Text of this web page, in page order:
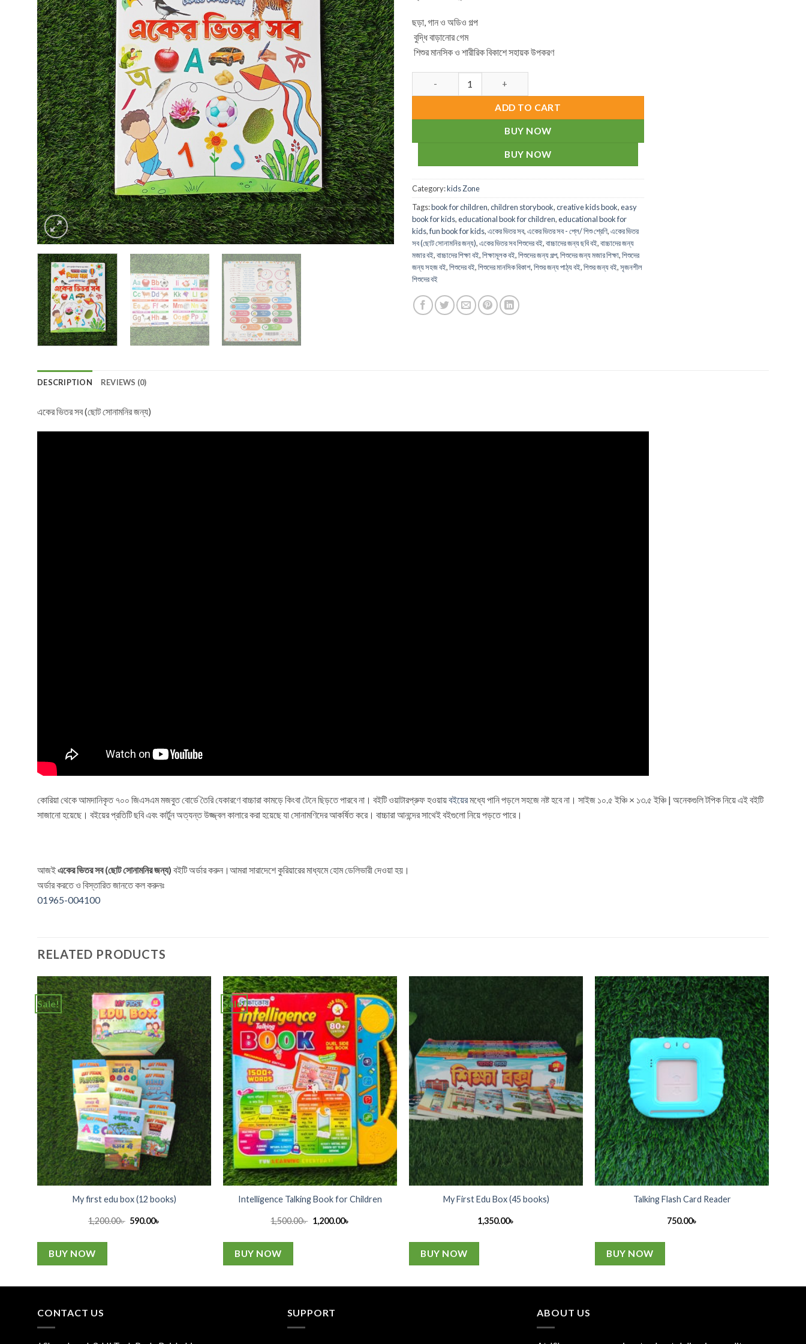
ছড়া, গান ও অডিও গল্প
বুদ্ধি বাড়ানোর গেম
শিশুর মানসিক ও শারীরিক বিকাশে সহায়ক উপকরণ
ADD TO CART
BUY NOW
BUY NOW
Category:kids Zone
Tags:book for children,children storybook,creative kids book,easy
book for kids,educational book for children,educational book for
kids,fun book for kids,একের ভিতর সব,একের ভিতর সব - প্লে/ শিশু শ্রেণি,একের ভিতর
সব (ছোট সোনামনির জন্য),একের ভিতর সব শিশুদের বই,বাচ্চাদের জন্য ছবি বই,বাচ্চাদের জন্য
মজার বই,বাচ্চাদের শিক্ষা বই,শিক্ষামূলক বই,শিশুদের জন্য গল্প,শিশুদের জন্য মজার শিক্ষা,শিশুদের
জন্য সহজ বই,শিশুদের বই,শিশুদের মানসিক বিকাশ,শিশুর জন্য পাঠ্য বই,শিশুর জন্য বই,সৃজনশীল
শিশুদের বই
DESCRIPTION REVIEWS (0)
একের ভিতর সব (ছোট সোনামনির জন্য)
কোরিয়া থেকে আমদানিকৃত ৭০০ জিএসএম মজবুত বোর্ডে তৈরি যেকারণে বাচ্চারা কামড়ে কিংবা টেনে ছিড়তে পারবে না। বইটি ওয়াটারপ্রুফ হওয়ায়বইয়েরমধ্যে পানি পড়লে সহজে নষ্ট হবে না। সাইজ ১০.৫ ইঞ্চি × ১৩.৫ ইঞ্চি | অনেকগুলি টপিক নিয়ে এই বইটি
সাজানো হয়েছে। বইয়ের প্রতিটি ছবি এবং কার্টুন অত্যন্ত উজ্জ্বল কালারে করা হয়েছে যা সোনামণিদের আকর্ষিত করে। বাচ্চারা আনন্দের সাথেই বইগুলো নিয়ে পড়তে পারে।
আজইএকের ভিতর সব (ছোট সোনামনির জন্য) বইটি অর্ডার করুন।আমরা সারাদেশে কুরিয়ারের মাধ্যমে হোম ডেলিভারী দেওয়া হয়।
অর্ডার করতে ও বিস্তারিত জানতে কল করুনঃ
01965-004100
RELATED PRODUCTS
Sale!
My first edu box (12 books)
1,200.00৳ Original
590.00৳
BUY NOW
Sale!
Intelligence Talking Book for Children
1,500.00৳ Original
price
1,200.00৳
BUY NOW
My First Edu Box (45 books)
1,350.00৳
BUY NOW
Talking Flash Card Reader
750.00৳
BUY NOW
CONTACT US SUPPORT ABOUT US